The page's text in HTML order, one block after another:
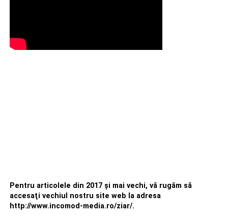
Pentru articolele din 2017 şi mai vechi, vă rugăm să
accesaţi vechiul nostru site web la adresa
http://www.incomod-media.ro/ziar/.